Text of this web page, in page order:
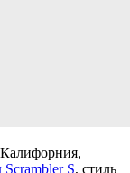
Scrambler S, стиль